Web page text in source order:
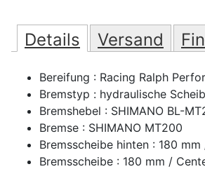
Details Versand
Bereifung : Racing Ralph
Bremstyp : hydraulische
Bremshebel : SHIMANO BL-
Bremse : SHIMANO MT200
Bremsscheibe hinten : 180
Bremsscheibe : 180 mm /